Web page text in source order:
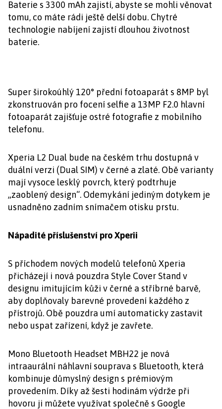
Baterie s 3300 mAh zajistí, abyste se mohli věnovat
tomu, co máte rádi ještě delší dobu. Chytré
technologie nabíjení zajistí dlouhou životnost
baterie.
Super širokoúhlý 120° přední fotoaparát s 8MP byl
zkonstruován pro focení selfie a 13MP F2.0 hlavní
fotoaparát zajišťuje ostré fotografie z mobilního
telefonu.
Xperia L2 Dual bude na českém trhu dostupná v
duální verzi (Dual SIM) v černé a zlaté. Obě varianty
mají vysoce lesklý povrch, který podtrhuje
„zaoblený design“. Odemykání jediným dotykem je
usnadněno zadním snímačem otisku prstu.
Nápadité příslušenství pro Xperii
S příchodem nových modelů telefonů Xperia
přicházejí i nová pouzdra Style Cover Stand v
designu imitujícím kůži v černé a stříbrné barvě,
aby doplňovaly barevné provedení každého z
přístrojů. Obě pouzdra umí automaticky zastavit
nebo uspat zařízení, když je zavřete.
Mono Bluetooth Headset MBH22 je nová
intraaurální náhlavní souprava s Bluetooth, která
kombinuje důmyslný design s prémiovým
provedením. Díky až šesti hodinám výdrže při
hovoru ji můžete využívat společně s Google